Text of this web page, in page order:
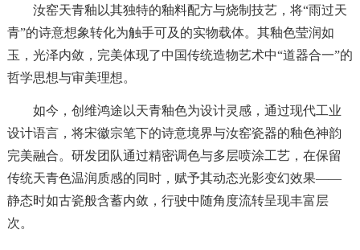
汝窑天青釉以其独特的釉料配方与烧制技艺，将“雨过天
青”的诗意想象转化为触手可及的实物载体。其釉色莹润如
玉，光泽内敛，完美体现了中国传统造物艺术中“道器合一”的
哲学思想与审美理想。
如今，创维鸿途以天青釉色为设计灵感，通过现代工业
设计语言，将宋徽宗笔下的诗意境界与汝窑瓷器的釉色神韵
完美融合。研发团队通过精密调色与多层喷涂工艺，在保留
传统天青色温润质感的同时，赋予其动态光影变幻效果——
静态时如古瓷般含蓄内敛，行驶中随角度流转呈现丰富层
次。